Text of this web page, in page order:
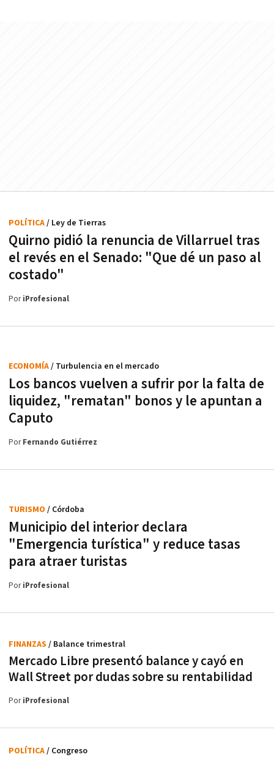
Quirno pidió la renuncia de Villarruel tras
el revés en el Senado: "Que dé un paso al
costado"
POLÍTICA/ Ley de Tierras
PoriProfesional
Los bancos vuelven a sufrir por la falta de
liquidez, "rematan" bonos y le apuntan a
Caputo
ECONOMÍA/ Turbulencia en el mercado
PorFernando Gutiérrez
Municipio del interior declara
"Emergencia turística" y reduce tasas
para atraer turistas
TURISMO / Córdoba
PoriProfesional
Mercado Libre presentó balance y cayó en
Wall Street por dudas sobre su rentabilidad
FINANZAS / Balance trimestral
PoriProfesional
POLÍTICA/ Congreso